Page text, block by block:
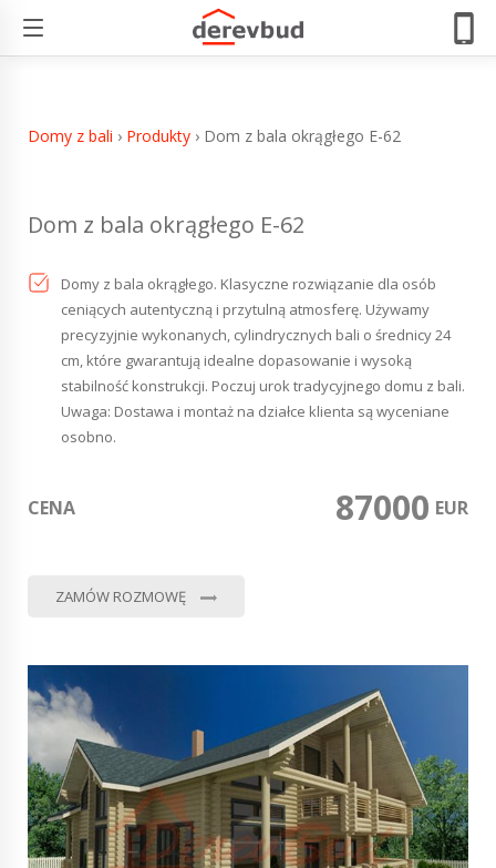
Dom z bala okrągłego E-62
Domy z bali › Produkty › Dom z bala okrągłego E-62
Dom z bala okrągłego E-62
Domy z bala okrągłego. Klasyczne rozwiązanie dla osób
ceniących autentyczną i przytulną atmosferę. Używamy
precyzyjnie wykonanych, cylindrycznych bali o średnicy 24
cm, które gwarantują idealne dopasowanie i wysoką
stabilność konstrukcji. Poczuj urok tradycyjnego domu z bali.
Uwaga: Dostawa i montaż na działce klienta są wyceniane
osobno.
CENA 87000 EUR
ZAMÓW ROZMOWĘ